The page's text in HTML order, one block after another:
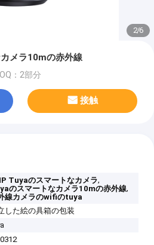
2/6
メラ10mの赤外線
：2部分
接触
Tuyaのスマートなカメラ,
のスマートなカメラ10mの赤外線,
線カメラのwifiのtuya
した絵の具箱の包装